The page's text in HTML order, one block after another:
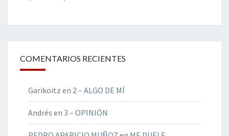
COMENTARIOS RECIENTES
Garikoitz en 2 – ALGO DE MÍ
Andrés en 3 – OPINIÓN